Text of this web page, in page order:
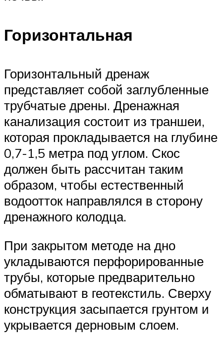
Горизонтальная
Горизонтальный дренаж
представляет собой заглубленные
трубчатые дрены. Дренажная
канализация состоит из траншеи,
которая прокладывается на глубине
0,7-1,5 метра под углом. Скос
должен быть рассчитан таким
образом, чтобы естественный
водоотток направлялся в сторону
дренажного колодца.
При закрытом методе на дно
укладываются перфорированные
трубы, которые предварительно
обматывают в геотекстиль. Сверху
конструкция засыпается грунтом и
укрывается дерновым слоем.